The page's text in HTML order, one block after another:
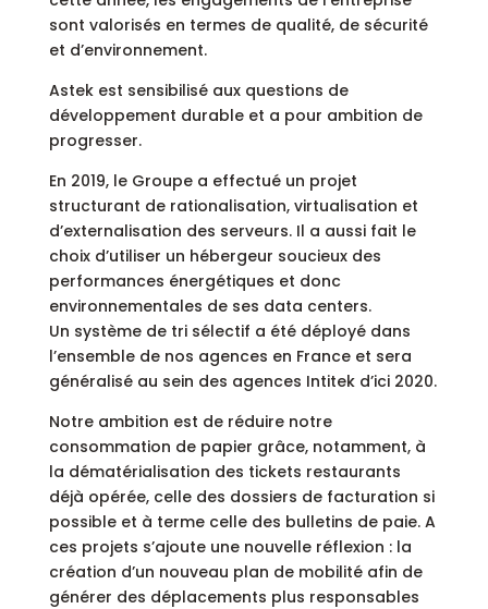
sont valorisés en termes de qualité, de sécurité
et d’environnement.
Astek est sensibilisé aux questions de
développement durable et a pour ambition de
progresser.
En 2019, le Groupe a effectué un projet
structurant de rationalisation, virtualisation et
d’externalisation des serveurs. Il a aussi fait le
choix d’utiliser un hébergeur soucieux des
performances énergétiques et donc
environnementales de ses data centers.
Un système de tri sélectif a été déployé dans
l’ensemble de nos agences en France et sera
généralisé au sein des agences Intitek d’ici 2020.
Notre ambition est de réduire notre
consommation de papier grâce, notamment, à
la dématérialisation des tickets restaurants
déjà opérée, celle des dossiers de facturation si
possible et à terme celle des bulletins de paie. A
ces projets s’ajoute une nouvelle réflexion : la
création d’un nouveau plan de mobilité afin de
générer des déplacements plus responsables